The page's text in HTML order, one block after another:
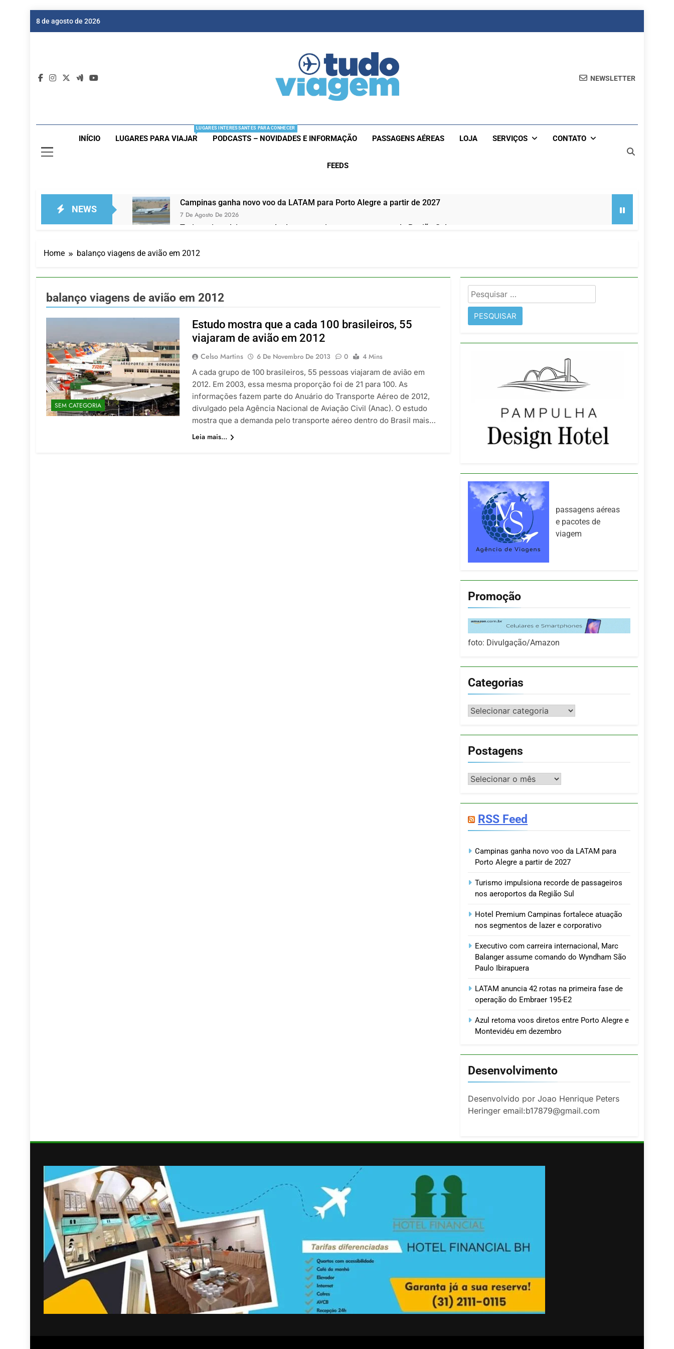
8 de agosto de 2026
NEWSLETTER
INÍCIO LUGARES PARA VIAJAR
LUGARES INTERESSANTES PARA CONHECER
PODCASTS – NOVIDADES E INFORMAÇÃO PASSAGENS AÉREAS LOJA SERVIÇOS CONTATO
FEEDS
NEWS
Campinas ganha novo voo da LATAM para Porto Alegre a partir de 2027
7 De Agosto De 2026
Turismo impulsiona recorde de passageiros nos aeroportos da Região Sul
Hotel Premium Campinas fortalece atuação nos segmentos de lazer e corporativo
Executivo com carreira internacional, Marc Balanger assume comando do Wyndham São Paulo Ibirapuera
LATAM anuncia 42 rotas na primeira fase de operação do Embraer 195-E2
Azul retoma voos diretos entre Porto Alegre e Montevidéu em dezembro
5 De Agosto De 2026
Home balanço viagens de avião em 2012
balanço viagens de avião em 2012
SEM CATEGORIA
Estudo mostra que a cada 100 brasileiros, 55
viajaram de avião em 2012
Celso Martins 6 De Novembro De 2013 0
4 Mins
A cada grupo de 100 brasileiros, 55 pessoas viajaram de avião em
2012. Em 2003, essa mesma proporção foi de 21 para 100. As
informações fazem parte do Anuário do Transporte Aéreo de 2012,
divulgado pela Agência Nacional de Aviação Civil (Anac). O estudo
mostra que a demanda pelo transporte aéreo dentro do Brasil mais…
Leia mais...
Pesquisar
por:
passagens aéreas
e pacotes de
viagem
Promoção
foto: Divulgação/Amazon
Categorias
Categorias
Postagens
Postagens
RSS Feed
Campinas ganha novo voo da LATAM para
Porto Alegre a partir de 2027
Turismo impulsiona recorde de passageiros
nos aeroportos da Região Sul
Hotel Premium Campinas fortalece atuação
nos segmentos de lazer e corporativo
Executivo com carreira internacional, Marc
Balanger assume comando do Wyndham São
Paulo Ibirapuera
LATAM anuncia 42 rotas na primeira fase de
operação do Embraer 195-E2
Azul retoma voos diretos entre Porto Alegre e
Montevidéu em dezembro
Desenvolvimento
Desenvolvido por Joao Henrique Peters
Heringer email:b17879@gmail.com